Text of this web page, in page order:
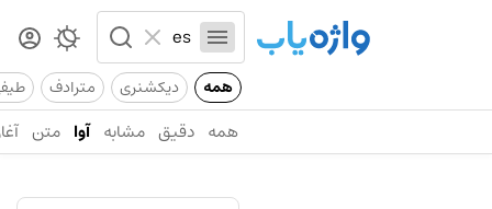
همه دیکشنری مترادف
همه دقیق مشابه آوا متن